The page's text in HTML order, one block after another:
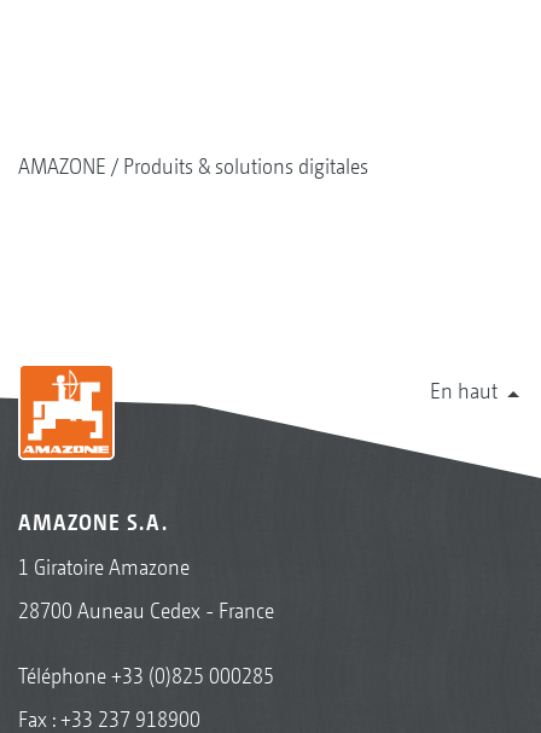
AMAZONE Produits & solutions digitales
En haut
AMAZONE S.A.
1 Giratoire Amazone
28700 Auneau Cedex - France
Téléphone+33 (0)825 000285
Fax : +33 237 918900